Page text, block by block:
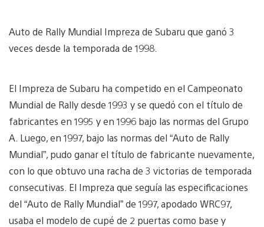
Auto de Rally Mundial Impreza de Subaru que ganó 3
veces desde la temporada de 1998.
El Impreza de Subaru ha competido en el Campeonato
Mundial de Rally desde 1993 y se quedó con el título de
fabricantes en 1995 y en 1996 bajo las normas del Grupo
A. Luego, en 1997, bajo las normas del “Auto de Rally
Mundial”, pudo ganar el título de fabricante nuevamente,
con lo que obtuvo una racha de 3 victorias de temporada
consecutivas. El Impreza que seguía las especificaciones
del “Auto de Rally Mundial” de 1997, apodado WRC97,
usaba el modelo de cupé de 2 puertas como base y